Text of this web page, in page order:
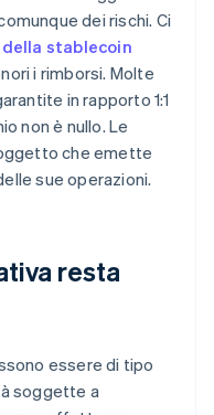
dei rischi. Ci
stablecoin
i rimborsi. Molte
in rapporto 1:1
non è nullo. Le
che emette
sue operazioni.
resta
essere di tipo
soggette a